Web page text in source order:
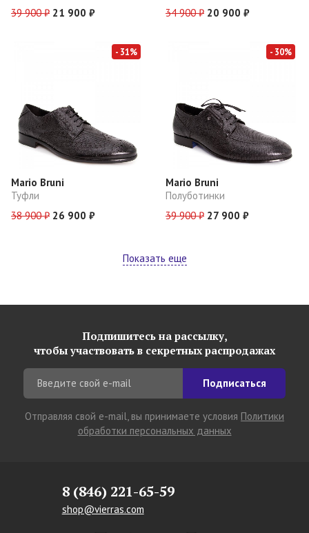
39 900 ₽ 21 900 ₽
34 900 ₽ 20 900 ₽
- 31%
Mario Bruni
Туфли
38 900 ₽ 26 900 ₽
- 30%
Mario Bruni
Полуботинки
39 900 ₽ 27 900 ₽
Показать еще
Подпишитесь на рассылку,
чтобы участвовать в секретных распродажах
Подписаться
Отправляя свой e-mail, вы принимаете условия Политики
обработки персональных данных
8 (846) 221-65-59
shop@vierras.com